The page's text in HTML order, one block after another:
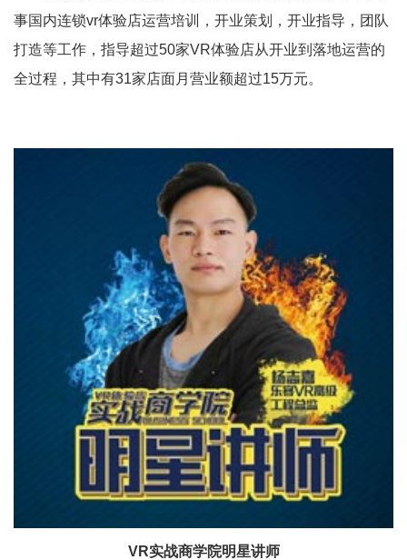
事国内连锁vr体验店运营培训，开业策划，开业指导，团队
打造等工作，指导超过50家VR体验店从开业到落地运营的
全过程，其中有31家店面月营业额超过15万元。
VR实战商学院明星讲师